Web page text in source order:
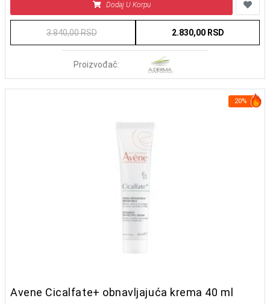
Dodaj U Korpu
3.840,00 RSD 2.830,00 RSD
Proizvođač:
20%
Avene Cicalfate+ obnavljajuća krema 40 ml